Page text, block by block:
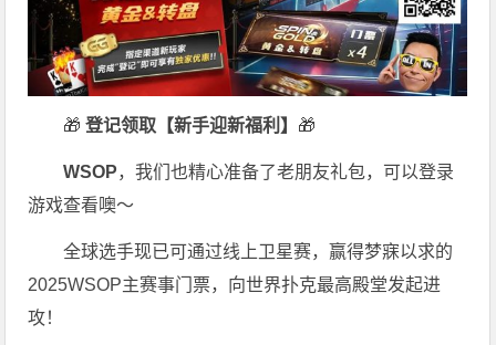
🎁 登记领取【新手迎新福利】 🎁
WSOP，我们也精心准备了老朋友礼包，可以登录
游戏查看噢～
全球选手现已可通过线上卫星赛，赢得梦寐以求的
2025WSOP主赛事门票，向世界扑克最高殿堂发起进
攻！